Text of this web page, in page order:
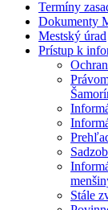
Termíny
Dokumenty
Mestský úrad
Prístup k
Stále